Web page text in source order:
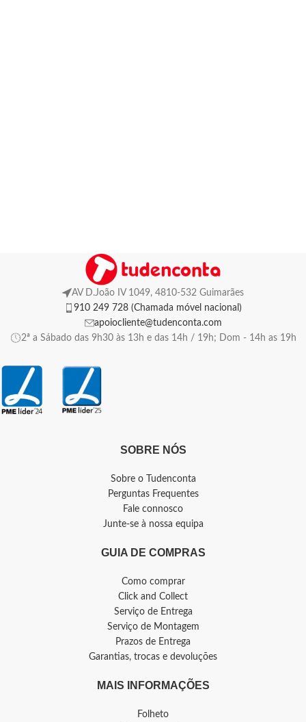
AV D.João IV 1049, 4810-532 Guimarães
910 249 728 (Chamada móvel nacional)
apoiocliente@tudenconta.com
2ª a Sábado das 9h30 às 13h e das 14h / 19h; Dom - 14h as 19h
SOBRE NÓS
Sobre o Tudenconta
Perguntas Frequentes
Fale connosco
Junte-se à nossa equipa
GUIA DE COMPRAS
Como comprar
Click and Collect
Serviço de Entrega
Serviço de Montagem
Prazos de Entrega
Garantias, trocas e devoluções
MAIS INFORMAÇÕES
Folheto